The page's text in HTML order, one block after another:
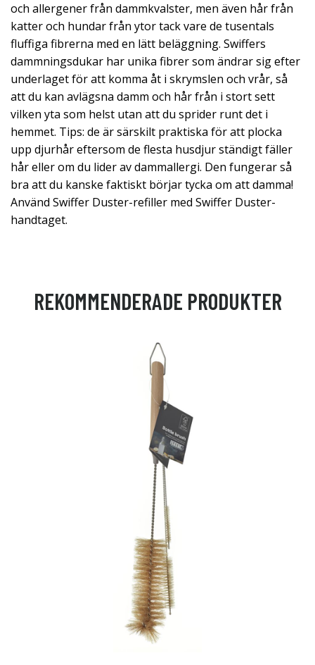
och allergener från dammkvalster, men även hår från
katter och hundar från ytor tack vare de tusentals
fluffiga fibrerna med en lätt beläggning. Swiffers
dammningsdukar har unika fibrer som ändrar sig efter
underlaget för att komma åt i skrymslen och vrår, så
att du kan avlägsna damm och hår från i stort sett
vilken yta som helst utan att du sprider runt det i
hemmet. Tips: de är särskilt praktiska för att plocka
upp djurhår eftersom de flesta husdjur ständigt fäller
hår eller om du lider av dammallergi. Den fungerar så
bra att du kanske faktiskt börjar tycka om att damma!
Använd Swiffer Duster-refiller med Swiffer Duster-
handtaget.
REKOMMENDERADE PRODUKTER